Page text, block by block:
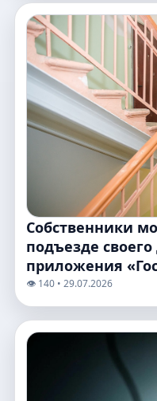
Собственники
подъезде
приложения
👁️ 140 • 29.07.2026